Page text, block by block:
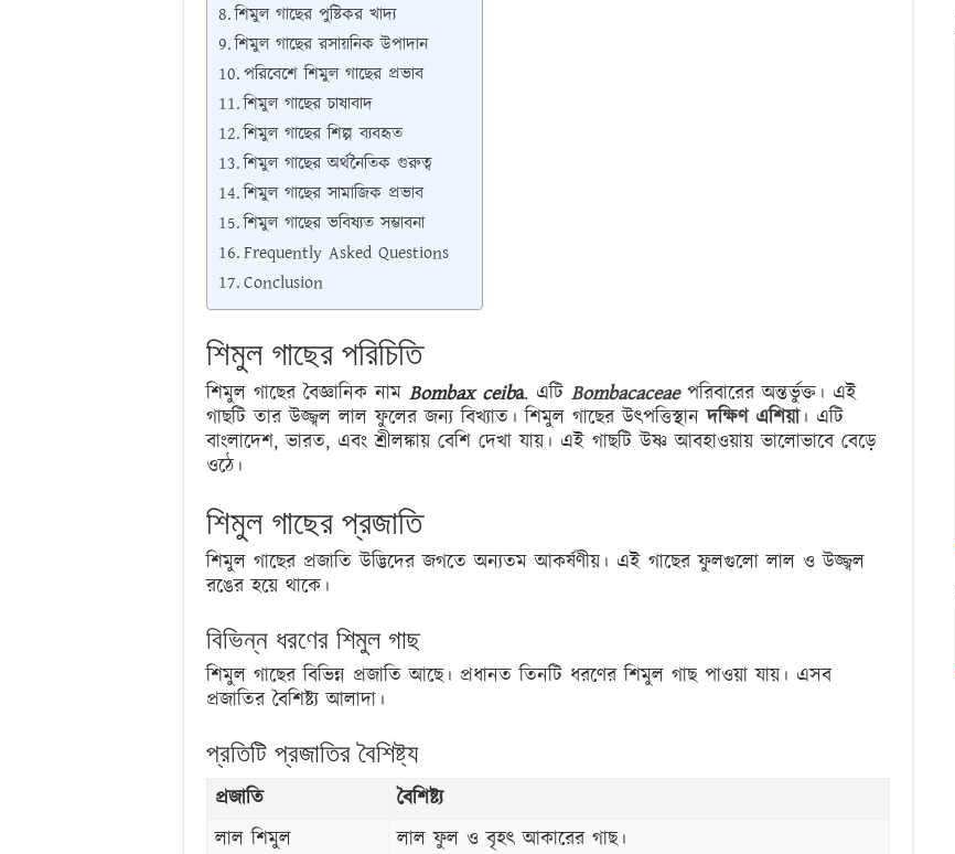
শিমুল গাছের পুষ্টিকর খাদ্য
শিমুল গাছের রসায়নিক উপাদান
পরিবেশে শিমুল গাছের প্রভাব
শিমুল গাছের চাষাবাদ
শিমুল গাছের শিল্প ব্যবহৃত
শিমুল গাছের অর্থনৈতিক গুরুত্ব
শিমুল গাছের সামাজিক প্রভাব
শিমুল গাছের ভবিষ্যত সম্ভাবনা
Frequently Asked Questions
Conclusion
শিমুল গাছের পরিচিতি
শিমুল গাছের বৈজ্ঞানিক নাম Bombax ceiba. এটি Bombacaceae পরিবারের অন্তর্ভুক্ত। এই
গাছটি তার উজ্জ্বল লাল ফুলের জন্য বিখ্যাত। শিমুল গাছের উৎপত্তিস্থানদক্ষিণ এশিয়া। এটি
বাংলাদেশ, ভারত, এবং শ্রীলঙ্কায় বেশি দেখা যায়। এই গাছটি উষ্ণ আবহাওয়ায় ভালোভাবে বেড়ে
ওঠে।
শিমুল গাছের প্রজাতি
শিমুল গাছের প্রজাতি উদ্ভিদের জগতে অন্যতম আকর্ষণীয়। এই গাছের ফুলগুলো লাল ও উজ্জ্বল
রঙের হয়ে থাকে।
বিভিন্ন ধরণের শিমুল গাছ
শিমুল গাছের বিভিন্ন প্রজাতি আছে। প্রধানত তিনটি ধরণের শিমুল গাছ পাওয়া যায়। এসব
প্রজাতির বৈশিষ্ট্য আলাদা।
প্রতিটি প্রজাতির বৈশিষ্ট্য
প্রজাতি
বৈশিষ্ট্য
লাল শিমুল
লাল ফুল ও বৃহৎ আকারের গাছ।